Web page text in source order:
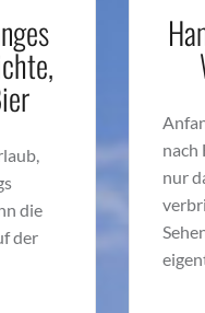
die
der
nach
nur